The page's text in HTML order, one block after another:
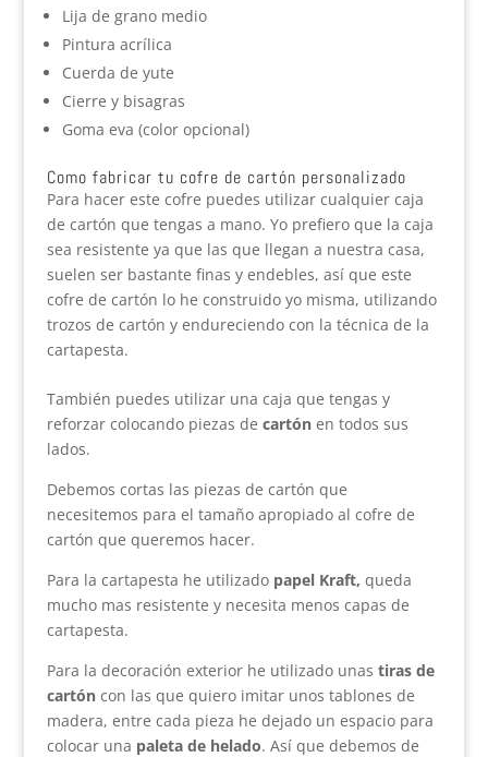
Lija de grano medio
Pintura acrílica
Cuerda de yute
Cierre y bisagras
Goma eva (color opcional)
Como fabricar tu cofre de cartón personalizado
Para hacer este cofre puedes utilizar cualquier caja
de cartón que tengas a mano. Yo prefiero que la caja
sea resistente ya que las que llegan a nuestra casa,
suelen ser bastante finas y endebles, así que este
cofre de cartón lo he construido yo misma, utilizando
trozos de cartón y endureciendo con la técnica de la
cartapesta.
También puedes utilizar una caja que tengas y
reforzar colocando piezas de cartónen todos sus
lados.
Debemos cortas las piezas de cartón que
necesitemos para el tamaño apropiado al cofre de
cartón que queremos hacer.
Para la cartapesta he utilizado papel Kraft, queda
mucho mas resistente y necesita menos capas de
cartapesta.
Para la decoración exterior he utilizado unas tiras de
cartón con las que quiero imitar unos tablones de
madera, entre cada pieza he dejado un espacio para
colocar una paleta de helado. Así que debemos de